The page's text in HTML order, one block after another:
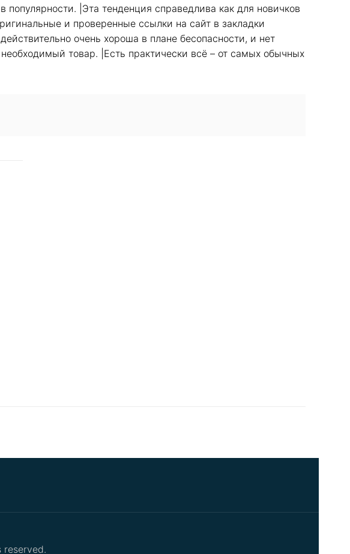
|Эта тенденция справедлива как для новичков
и проверенные ссылки на сайт в закладки
очень хороша в плане бесопасности, и нет
товар. |Есть практически всё – от самых обычных